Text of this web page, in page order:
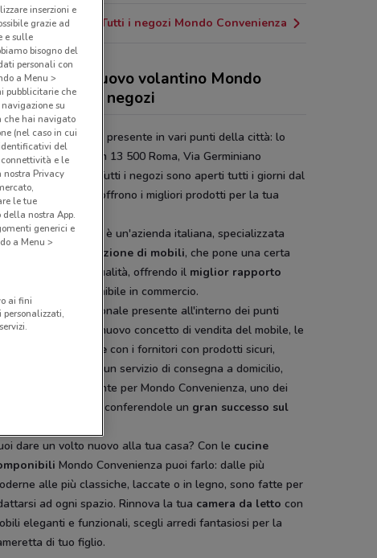
Tutti i negozi Mondo Convenienza
sconti del nuovo volantino Mondo
e i negozi
Convenienza è presente in vari punti della città: lo
in S.S. Aurelia Km 13 500 Roma, Via Germiniano
Fiumicino. Tutti i negozi sono aperti tutti i giorni dal
alla Sabato e offrono i migliori prodotti per la tua
Convenienza
è un'azienda italiana, specializzata
grande distribuzione di mobili, che pone una certa
verso la qualità, offrendo il miglior rapporto
disponibile in commercio.
del personale presente all'interno dei punti
Ladispoli, il nuovo concetto di vendita del mobile, le
esclusive con i fornitori con prodotti sicuri,
e duraturi e un servizio di consegna a domicilio,
la formula vincente per Mondo Convenienza, uno dei
leader in Italia, conferendole un gran successo sul
dare un volto nuovo alla tua casa? Con le cucine
Mondo Convenienza puoi farlo: dalle più
alle più classiche, laccate o in legno, sono fatte per
ad ogni spazio. Rinnova la tua camera da letto con
eleganti e funzionali, scegli arredi fantasiosi per la
di tuo figlio.
inserzioni e
grazie ad
e sulle
bisogno del
personali con
a Menu >
pubblicitarie che
su
che hai navigato
(nel caso in cui
del
connettività e le
Privacy
le tue
nostra App.
generici e
a Menu >
ai fini